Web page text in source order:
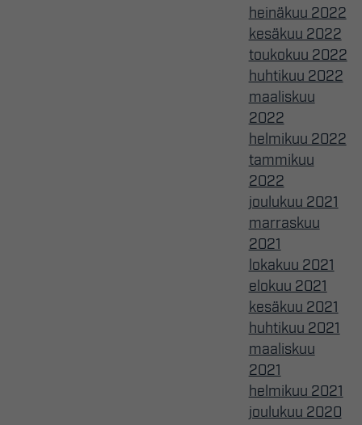
heinäkuu 2022
kesäkuu 2022
toukokuu 2022
huhtikuu 2022
maaliskuu
2022
helmikuu 2022
tammikuu
2022
joulukuu 2021
marraskuu
2021
lokakuu 2021
elokuu 2021
kesäkuu 2021
huhtikuu 2021
maaliskuu
2021
helmikuu 2021
joulukuu 2020